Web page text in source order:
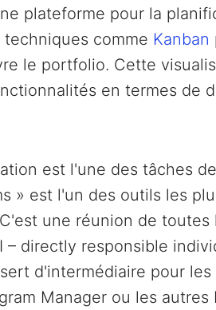
plateforme pour la
comme Kanban
le portfolio. Cette
en termes de
est l'une des tâches
» est l'un des outils les
une réunion de toutes
– directly responsible
d'intermédiaire pour
Manager ou les autres